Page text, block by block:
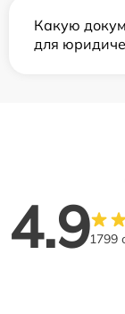
Какую
для
4.91799